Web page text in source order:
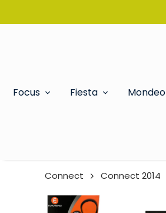
Focus Fiesta Mondeo
Connect Connect 2014